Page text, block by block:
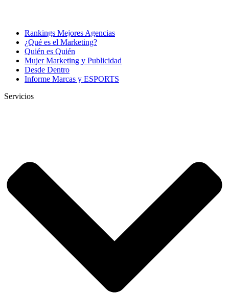
Rankings Mejores Agencias
¿Qué es el Marketing?
Quién es Quién
Mujer Marketing y Publicidad
Desde Dentro
Informe Marcas y ESPORTS
Servicios